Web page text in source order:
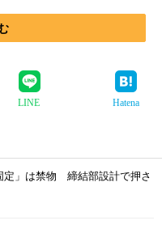
LINE Hatena
定」は禁物 締結部設計で押さ